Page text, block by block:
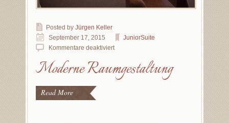
Posted by Jürgen Keller
September 17, 2015
JuniorSuite
Kommentare deaktiviert
Moderne Raumgestaltung
Read More